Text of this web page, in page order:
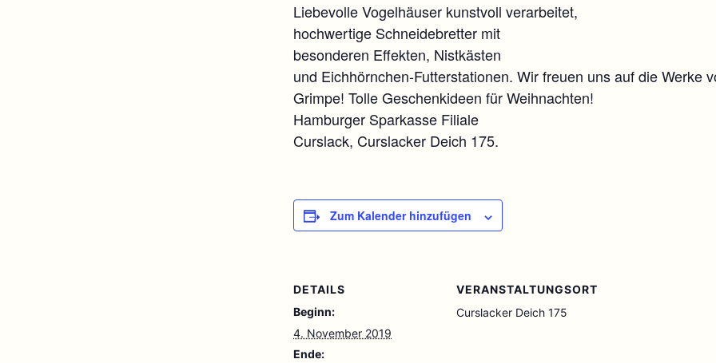
Liebevolle Vogelhäuser kunstvoll verarbeitet,
hochwertige Schneidebretter mit
besonderen Effekten, Nistkästen
und Eichhörnchen-Futterstationen. Wir freuen uns auf die Werke
Grimpe! Tolle Geschenkideen für Weihnachten!
Hamburger Sparkasse Filiale
Curslack, Curslacker Deich 175.
Zum Kalender hinzufügen
DETAILS
Beginn:
4. November 2019
Ende:
VERANSTALTUNGSORT
Curslacker Deich 175